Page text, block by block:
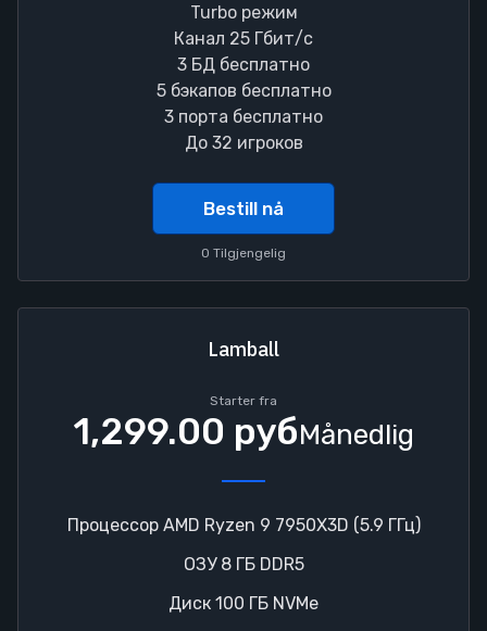
Turbo режим
Канал 25 Гбит/с
3 БД бесплатно
5 бэкапов бесплатно
3 порта бесплатно
До 32 игроков
Bestill nå
0 Tilgjengelig
Lamball
Starter fra
1,299.00 рубMånedlig
Процессор AMD Ryzen 9 7950X3D (5.9 ГГц)
ОЗУ 8 ГБ DDR5
Диск 100 ГБ NVMe